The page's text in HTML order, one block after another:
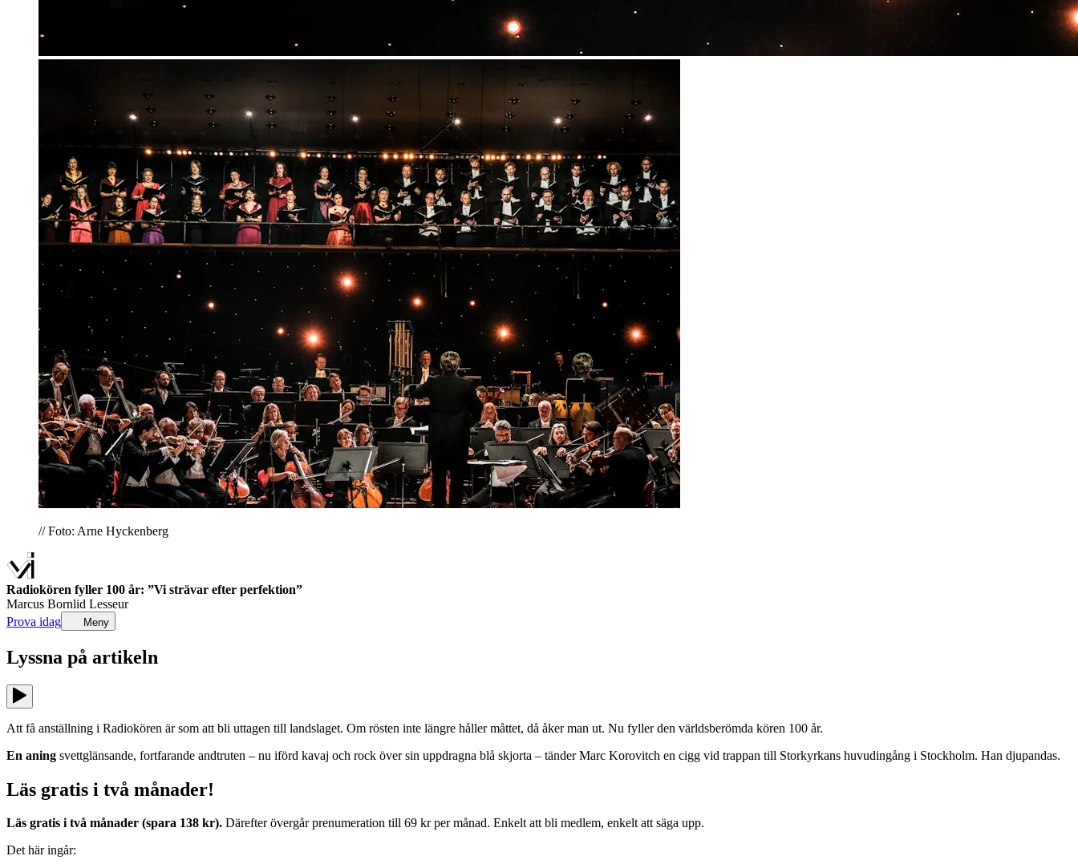
// Foto: Arne Hyckenberg
Radiokören fyller 100 år: ”Vi strävar efter perfektion”
Marcus Bornlid Lesseur
Prova idag
Meny
Lyssna på artikeln
Att få anställning i Radiokören är som att bli uttagen till landslaget. Om rösten inte längre håller måttet, då åker man ut. Nu fyller den världsberömda kören 100 år.
En aning svettglänsande, fortfarande andtruten – nu iförd kavaj och rock över sin uppdragna blå skjorta – tänder Marc Korovitch en cigg vid trappan till Storkyrkans huvudingång i Stockholm. Han djupandas.
Läs gratis i två månader!
Läs gratis i två månader (spara 138 kr). Därefter övergår prenumeration till 69 kr per månad. Enkelt att bli medlem, enkelt att säga upp.
Det här ingår: